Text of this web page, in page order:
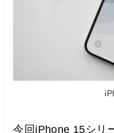
今回iPhone 15シリ